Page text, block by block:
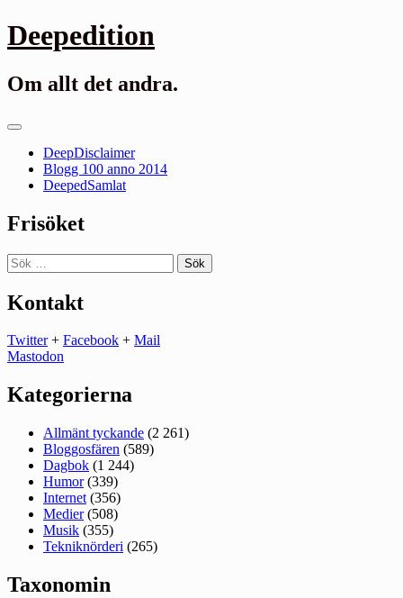
Gå
till
Deepedition
Om allt det andra.
Primär
DeepDisclaimer
Blogg 100 anno 2014
DeepedSamlat
Frisöket
Sök
efter:
Kontakt
Twitter+ Facebook + Mail
Mastodon
Kategorierna
Allmänt tyckande (2 261)
Bloggosfären (589)
Dagbok (1 244)
Humor(339)
Internet (356)
Medier(508)
Musik (355)
Tekniknörderi (265)
Taxonomin